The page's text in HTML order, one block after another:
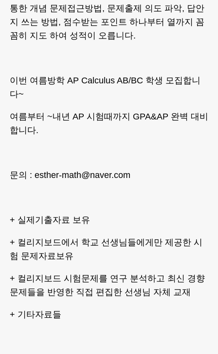
통한 개념 문제접근방법, 문제출제 의도 파악, 답안
지 쓰는 방법, 점수받는 포인트 하나부터 열까지 꼼
꼼히 지도 하여 성적이 오릅니다.
이번 여름방학 AP Calculus AB/BC 학생 모집합니
다~
여름부터 ~내년 AP 시험때까지 GPA&AP 완벽 대비
합니다.
문의 : esther-math@naver.com
+ 실제기출자료 보유
+ 컬리지보드에서 학교 선생님들에게만 제공한 시
험 문제자료보유
+ 컬리지보드 시험문제를 연구 분석하고 최신 경향
문제들을 반영한 직접 편집한 선생님 자체 교재
+ 기타자료들